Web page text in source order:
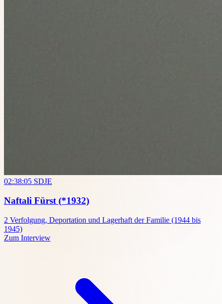
02:38:05 SDJE
Naftali Fürst (*1932)
2 Verfolgung, Deportation und Lagerhaft der Familie (1944 bis
1945)
Zum Interview